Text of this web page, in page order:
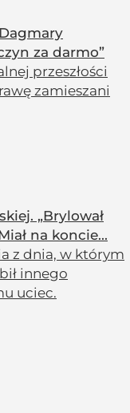
za darmo”
przeszłości
zamieszani
„Brylował
na koncie...
z dnia, w którym
innego
uciec.